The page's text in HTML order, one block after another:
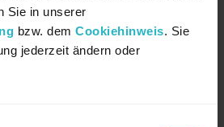
Sie in unserer
bzw. dem Cookiehinweis. Sie
jederzeit ändern oder
vermeiden
Akzeptanz